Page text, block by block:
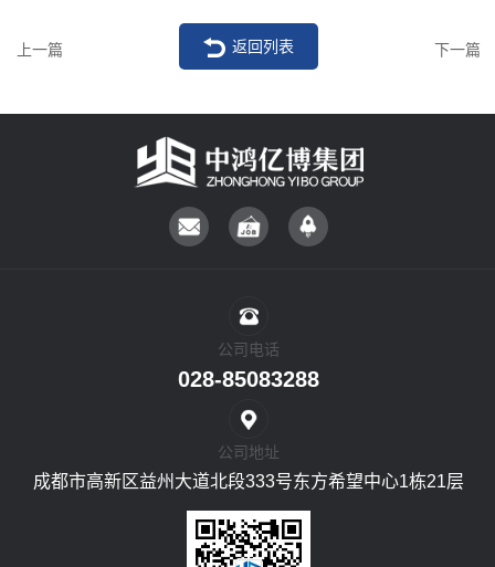
上一篇 下一篇
返回列表
公司电话
028-85083288
公司地址
成都市高新区益州大道北段333号东方希望中心1栋21层